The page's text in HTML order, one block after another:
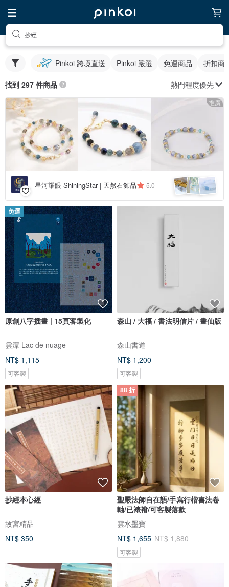
抄經
Pinkoi 跨境直送 Pinkoi 嚴選 免運商品 折扣商
找到 297 件商品 熱門程度優先
推廣
星河耀眼 ShiningStar | 天然石飾品 5.0
免運
原創八字插畫 | 15頁客製化
雲潭 Lac de nuage
NT$ 1,115
可客製
森山 / 大福 / 書法明信片 / 畫仙版
森山書道
NT$ 1,200
可客製
抄經本心經
故宮精品
NT$ 350
88 折
聖嚴法師自在語/手寫行楷書法卷
軸/已裱褙/可客製落款
雲水墨寶
NT$ 1,655 NT$ 1,880
可客製